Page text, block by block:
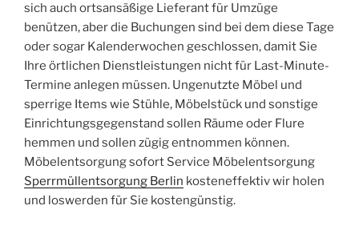
sich auch ortsansäßige Lieferant für Umzüge
benützen, aber die Buchungen sind bei dem diese Tage
oder sogar Kalenderwochen geschlossen, damit Sie
Ihre örtlichen Dienstleistungen nicht für Last-Minute-
Termine anlegen müssen. Ungenutzte Möbel und
sperrige Items wie Stühle, Möbelstück und sonstige
Einrichtungsgegenstand sollen Räume oder Flure
hemmen und sollen zügig entnommen können.
Möbelentsorgung sofort Service Möbelentsorgung
Sperrmüllentsorgung Berlin kosteneffektiv wir holen
und loswerden für Sie kostengünstig.